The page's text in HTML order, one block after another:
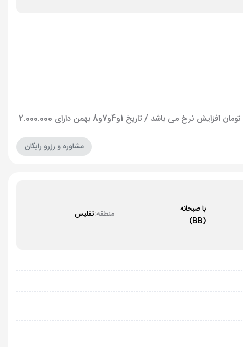
NET تاریخ 23و24و27 دی طبق پکیج می باشد/ تاریخ 30 دی دارای 1.000.000 تومان افزایش نرخ می باشد / تاریخ 1و4و7و8 بهمن دارای 2.000.000
مشاوره و رزرو رایگان
با صبحانه
(BB)
منطقه:تفلیس